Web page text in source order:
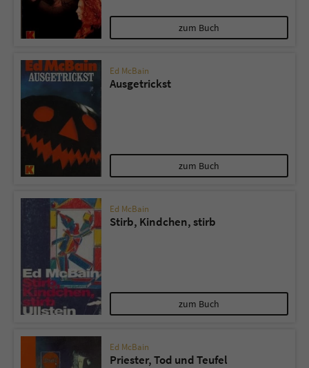
zum Buch
Ed McBain
Ausgetrickst
zum Buch
Ed McBain
Stirb, Kindchen, stirb
zum Buch
Ed McBain
Priester, Tod und Teufel